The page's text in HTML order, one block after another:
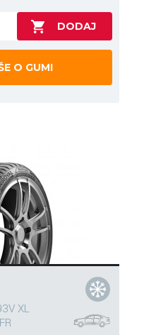
O GUMI
XL